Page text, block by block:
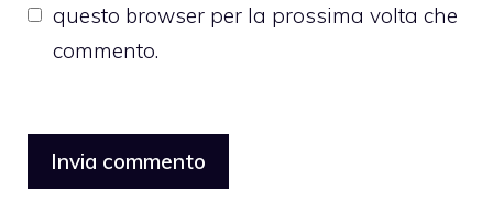
questo browser per la prossima volta che
commento.